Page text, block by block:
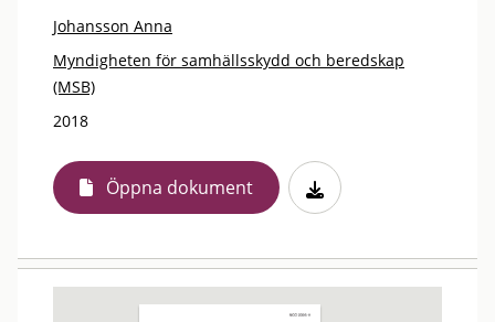
Johansson Anna
Myndigheten för samhällsskydd och beredskap
(MSB)
2018
Öppna dokument